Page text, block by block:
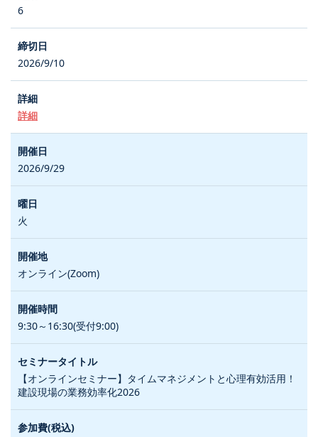
6
2026/9/10
詳細
2026/9/29
火
オンライン(Zoom)
9:30～16:30(受付9:00)
【オンラインセミナー】タイムマネジメントと心理有効活用！
建設現場の業務効率化2026